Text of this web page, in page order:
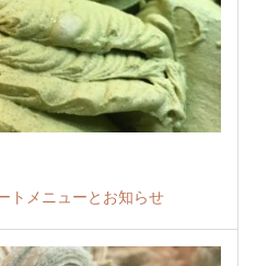
トメニューとお知らせ